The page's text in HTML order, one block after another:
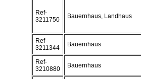
Ref-
3211750
Bauernhaus, Landhaus
Ref-
3211344
Bauernhaus
Ref-
3210880
Bauernhaus